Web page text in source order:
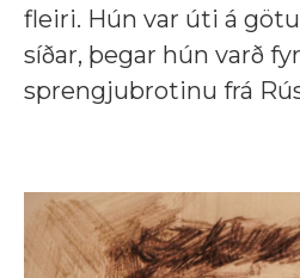
fleiri. Hún var úti á
síðar, þegar hún varð
sprengjubrotinu frá